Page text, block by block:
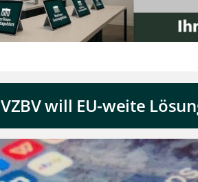
VZBV will EU-weite